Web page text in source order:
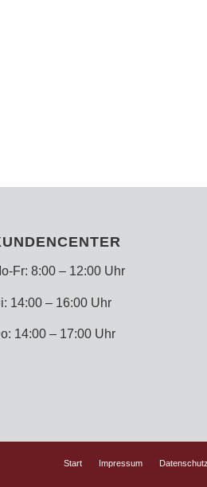
Fr: 8:00 – 12:00 Uhr
14:00 – 16:00 Uhr
14:00 – 17:00 Uhr
Start Impressum